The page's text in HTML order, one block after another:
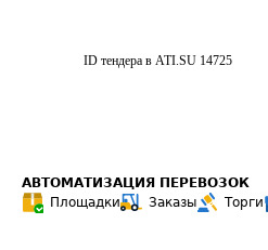
ID тендера в ATI.SU 14725
АВТОМАТИЗАЦИЯ ПЕРЕВОЗОК
Площадки
Заказы Торги